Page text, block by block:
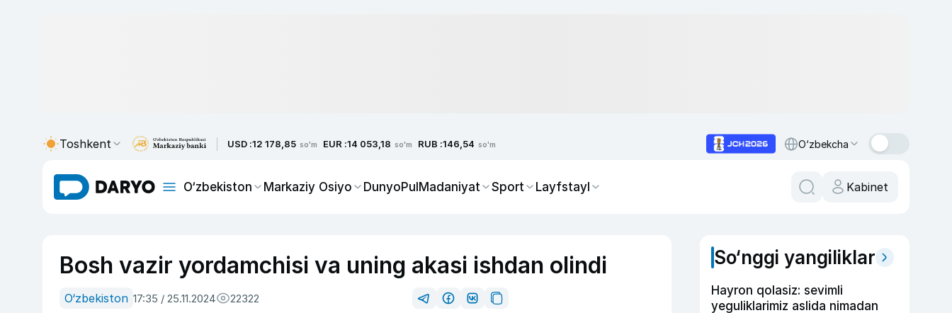
Toshkent USD :12 178,85 so'm EUR :14 053,18 so'm RUB :146,54 so'm O‘zbekcha
O‘zbekiston Markaziy Osiyo DunyoPulMadaniyat Sport Layfstayl Kabinet
Bosh vazir yordamchisi va uning akasi ishdan olindi
O‘zbekiston 17:35 / 25.11.2024 22322
So‘nggi yangiliklar
Hayron qolasiz: sevimli
yeguliklarimiz aslida nimadan